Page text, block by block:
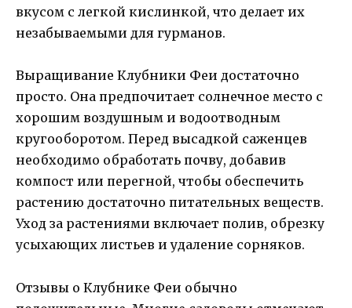
вкусом с легкой кислинкой, что делает их
незабываемыми для гурманов.
Выращивание Клубники Феи достаточно
просто. Она предпочитает солнечное место с
хорошим воздушным и водоотводным
кругооборотом. Перед высадкой саженцев
необходимо обработать почву, добавив
компост или перегной, чтобы обеспечить
растению достаточно питательных веществ.
Уход за растениями включает полив, обрезку
усыхающих листьев и удаление сорняков.
Отзывы о Клубнике Феи обычно